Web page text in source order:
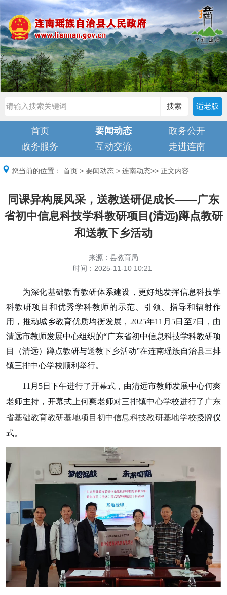
搜索 适老版
首页 要闻动态
政务公开
政务服务
互动交流 走进连南
您当前的位置： 首页 > 要闻动态 > 连南动态>> 正文内容
同课异构展风采，送教送研促成长——广东
省初中信息科技学科教研项目(清远)蹲点教研
和送教下乡活动
来源：县教育局
时间： 2025-11-10 10:21
为深化基础教育教研体系建设，更好地发挥信息科技学
科教研项目和优秀学科教师的示范、引领、指导和辐射作
用，推动城乡教育优质均衡发展， 2025年11月5日至7日，由
清远市教师发展中心组织的“广东省初中信息科技学科教研项
目（清远）蹲点教研与送教下乡活动”在连南瑶族自治县三排
镇三排中心学校顺利举行。
11月5日下午进行了开幕式，由清远市教师发展中心何爽
老师主持，开幕式上何爽老师对三排镇中心学校进行了 广东
省基础教育教研基地项目初中信息科技教研基地学校授牌仪
式。